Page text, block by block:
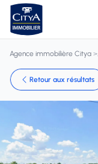
Agence immobilière Citya >
Retour aux résultats